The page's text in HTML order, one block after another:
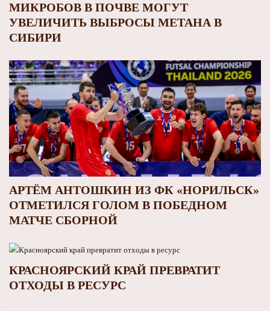
МИКРОБОВ В ПОЧВЕ МОГУТ
УВЕЛИЧИТЬ ВЫБРОСЫ МЕТАНА В
СИБИРИ
АРТЁМ АНТОШКИН ИЗ ФК «НОРИЛЬСК»
ОТМЕТИЛСЯ ГОЛОМ В ПОБЕДНОМ
МАТЧЕ СБОРНОЙ
КРАСНОЯРСКИЙ КРАЙ ПРЕВРАТИТ
ОТХОДЫ В РЕСУРС